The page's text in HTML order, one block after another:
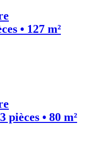
• 127 m²
pièces • 80 m²